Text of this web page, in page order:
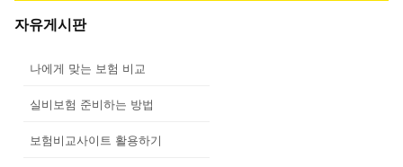
자유게시판
나에게 맞는 보험 비교
실비보험 준비하는 방법
보험비교사이트 활용하기